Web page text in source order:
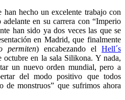
hecho un excelente trabajo con
en su carrera con “Imperio
han sido ya dos veces las que se
en Madrid, que finalmente
permiten) encabezando el Hell´s
en la sala Silikona. Y nada,
un nuevo orden mundial, pero a
del modo positivo que todos
de monstruos” que sufrimos ahora